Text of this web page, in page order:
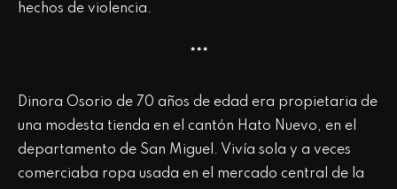
hechos de violencia.
***
Dinora Osorio de 70 años de edad era propietaria de
una modesta tienda en el cantón Hato Nuevo, en el
departamento de San Miguel. Vivía sola y a veces
comerciaba ropa usada en el mercado central de la